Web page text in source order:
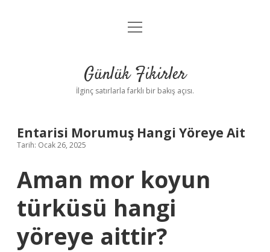
Anasayfa
Yasal Uyarı
menüyü
Günlük Fikirler
İlginç satırlarla farklı bir bakış açısı.
Entarisi Morumuş Hangi Yöreye Ait
Tarih: Ocak 26, 2025
Aman mor koyun
türküsü hangi
yöreye aittir?